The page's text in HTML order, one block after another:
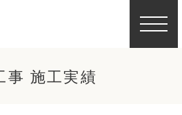
事 施工実績